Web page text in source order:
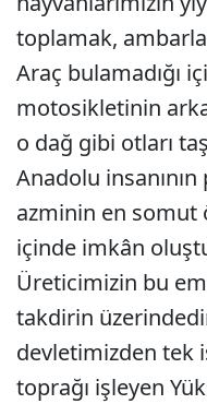
toplamak,
Araç bulamadığı
motosikletinin
o dağ gibi otları
Anadolu insanının
azminin en somut
içinde imkân
Üreticimizin bu
takdirin
devletimizden tek
toprağı işleyen